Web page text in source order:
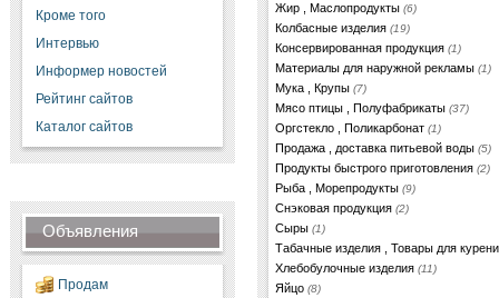
Кроме того
Интервью
Информер новостей
Рейтинг сайтов
Каталог сайтов
Объявления
Продам
Жир , Маслопродукты (6)
Колбасные изделия (19)
Консервированная продукция (1)
Материалы для наружной рекламы (1)
Мука , Крупы (7)
Мясо птицы , Полуфабрикаты (37)
Оргстекло , Поликарбонат (1)
Продажа , доставка питьевой воды (5)
Продукты быстрого приготовления (2)
Рыба , Морепродукты (9)
Снэковая продукция (2)
Сыры (1)
Табачные изделия , Товары для
Хлебобулочные изделия (11)
Яйцо (8)